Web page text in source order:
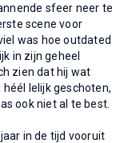
sfeer neer te
scene voor
was hoe outdated
in zijn geheel
zien dat hij wat
lelijk geschoten,
ook niet al te best.
in de tijd vooruit